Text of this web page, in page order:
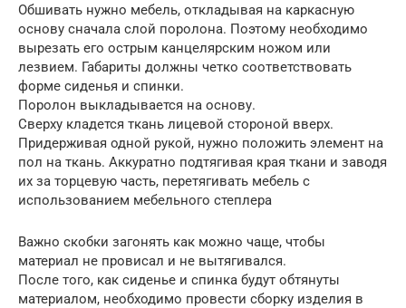
Обшивать нужно мебель, откладывая на каркасную
основу сначала слой поролона. Поэтому необходимо
вырезать его острым канцелярским ножом или
лезвием. Габариты должны четко соответствовать
форме сиденья и спинки.
Поролон выкладывается на основу.
Сверху кладется ткань лицевой стороной вверх.
Придерживая одной рукой, нужно положить элемент на
пол на ткань. Аккуратно подтягивая края ткани и заводя
их за торцевую часть, перетягивать мебель с
использованием мебельного степлера
Важно скобки загонять как можно чаще, чтобы
материал не провисал и не вытягивался.
После того, как сиденье и спинка будут обтянуты
материалом, необходимо провести сборку изделия в